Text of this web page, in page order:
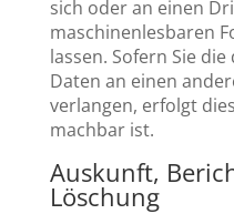
sich oder an einen
maschinenlesbaren
lassen. Sofern Sie
Daten an einen
verlangen, erfolgt
machbar ist.
Auskunft,
Löschung